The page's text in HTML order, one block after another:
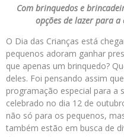
Com brinquedos e
opções de lazer para
O Dia das Crianças está
pequenos adoram ganhar
que apenas um brinquedo?
deles. Foi pensando assim
programação especial para a
celebrado no dia 12 de
não só para os pequenos,
também estão em busca de